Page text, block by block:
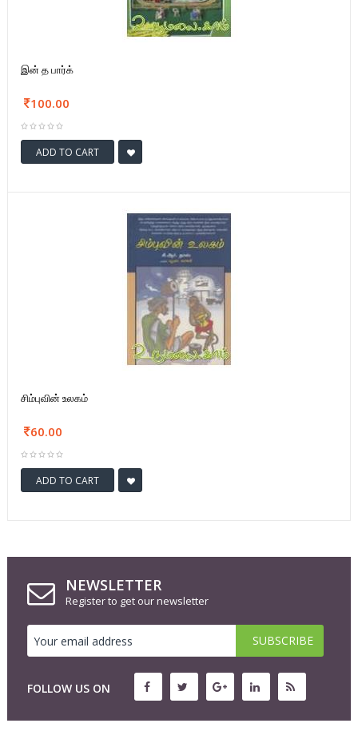
இன் த பார்க்
100.00
ADD TO CART
சிம்புவின் உலகம்
60.00
ADD TO CART
NEWSLETTER
Register to get our newsletter
FOLLOW US ON